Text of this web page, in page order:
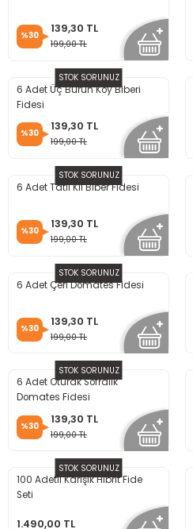
%30
139,30 TL
199,00 TL
STOK SORUNUZ
6 Adet Üç Burun Köy Biberi
Fidesi
%30
139,30 TL
199,00 TL
STOK SORUNUZ
6 Adet Tatlı Kıl Biber Fidesi
%30
139,30 TL
199,00 TL
STOK SORUNUZ
6 Adet Çeri Domates Fidesi
%30
139,30 TL
199,00 TL
STOK SORUNUZ
6 Adet Oturak Sofralık
Domates Fidesi
%30
139,30 TL
199,00 TL
STOK SORUNUZ
100 Adetli Karışık Hibrit Fide
Seti
1.490,00 TL